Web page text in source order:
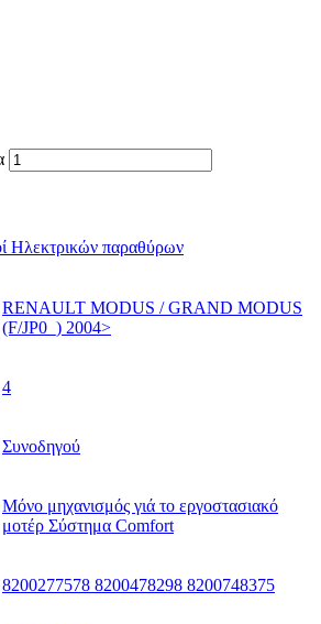
Ηλεκτρικών παραθύρων
RENAULT MODUS / GRAND MODUS
(F/JP0_) 2004>
4
Συνοδηγού
Μόνο μηχανισμός γιά το εργοστασιακό
μοτέρ Σύστημα Comfort
8200277578 8200478298 8200748375